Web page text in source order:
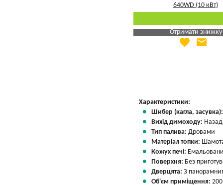
Отримати знижку
Яка Ваша ціна
favorite email
Характеристики:
Шибер (кагла,
Вихід димоходу:
Тип палива: Дровами
Матеріал топки:
Кожух печі:
Поверхня: Без
Дверцята: З
Об'єм приміщення: